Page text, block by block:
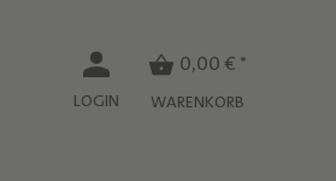
LOGIN
0,00 € *
WARENKORB